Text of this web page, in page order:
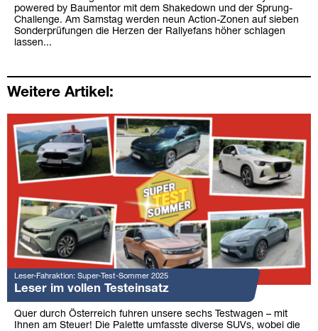
powered by Baumentor mit dem Shakedown und der Sprung-
Challenge. Am Samstag werden neun Action-Zonen auf sieben
Sonderprüfungen die Herzen der Rallyefans höher schlagen
lassen...
Weitere Artikel:
Leser-Fahraktion: Super-Test-Sommer 2025
Leser im vollen Testeinsatz
Quer durch Österreich fuhren unsere sechs Testwagen – mit
Ihnen am Steuer! Die Palette umfasste diverse SUVs, wobei die